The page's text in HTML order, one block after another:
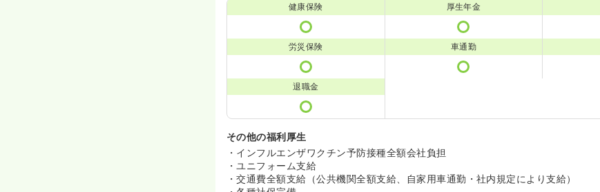
健康保険 厚生年金
労災保険 車通勤
退職金
その他の福利厚生
・インフルエンザワクチン予防接種全額会社負担
・ユニフォーム支給
・交通費全額支給（公共機関全額支給、自家用車通勤・社内規定により支給）